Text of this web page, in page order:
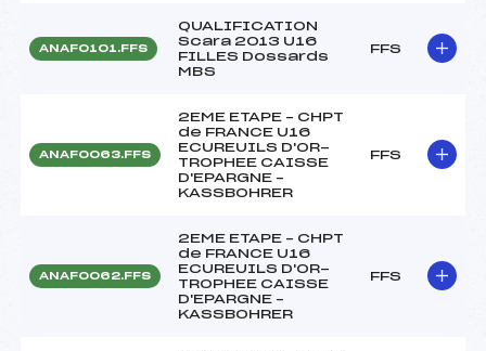
ANAF0101.FFS
QUALIFICATION
Scara 2013 U16
FILLES Dossards
MBS
FFS
ANAF0063.FFS
2EME ETAPE – CHPT
de FRANCE U16
ECUREUILS D'OR-
TROPHEE CAISSE
D'EPARGNE –
KASSBOHRER
FFS
ANAF0062.FFS
2EME ETAPE – CHPT
de FRANCE U16
ECUREUILS D'OR-
TROPHEE CAISSE
D'EPARGNE –
KASSBOHRER
FFS